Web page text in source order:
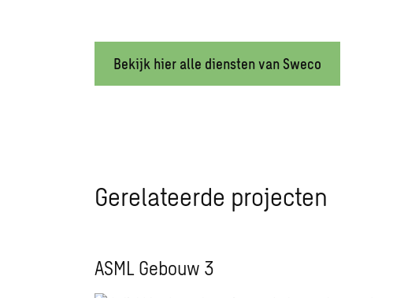
Bekijk hier alle diensten van Sweco
Gerelateerde projecten
ASML Gebouw 3